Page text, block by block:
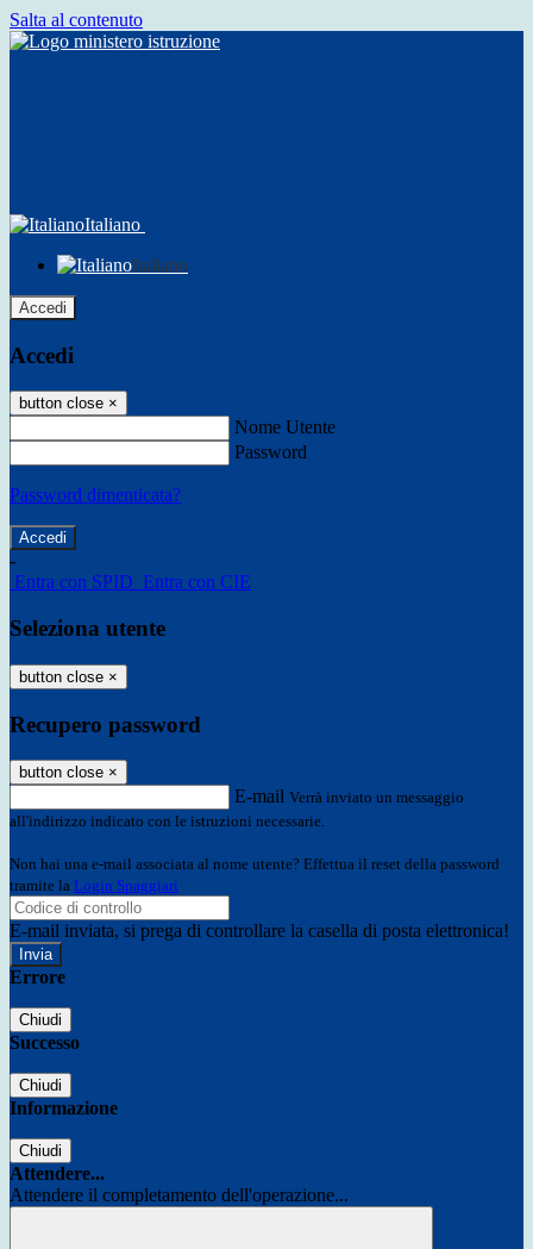
Salta al contenuto
Italiano
Italiano
Accedi
Accedi
button close ×
Nome Utente
Password
Password dimenticata?
-
Entra con SPID Entra con CIE
Seleziona utente
button close ×
Recupero password
button close ×
E-mail Verrà inviato un messaggio
all'indirizzo indicato con le istruzioni necessarie.
Non hai una e-mail associata al nome utente? Effettua il reset della password
tramite la Login Spaggiari
E-mail inviata, si prega di controllare la casella di posta elettronica!
Errore
Chiudi
Successo
Chiudi
Informazione
Chiudi
Attendere...
Attendere il completamento dell'operazione...